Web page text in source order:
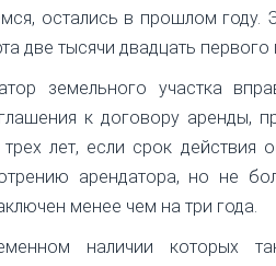
остались в прошлом
две тысячи двадцать первого
земельного участка
к договору аренды,
лет, если срок действия
арендатора, но не
менее чем на три года.
наличии которых